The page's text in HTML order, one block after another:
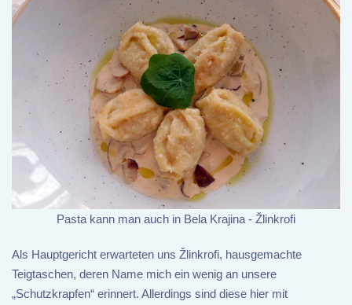
Pasta kann man auch in Bela Krajina - Žlinkrofi
Als Hauptgericht erwarteten uns Žlinkrofi, hausgemachte
Teigtaschen, deren Name mich ein wenig an unsere
„Schutzkrapfen“ erinnert. Allerdings sind diese hier mit